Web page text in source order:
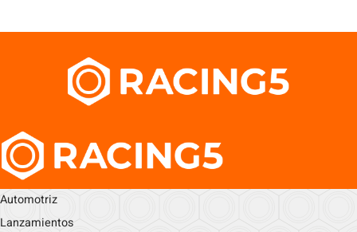
Automotriz
Lanzamientos